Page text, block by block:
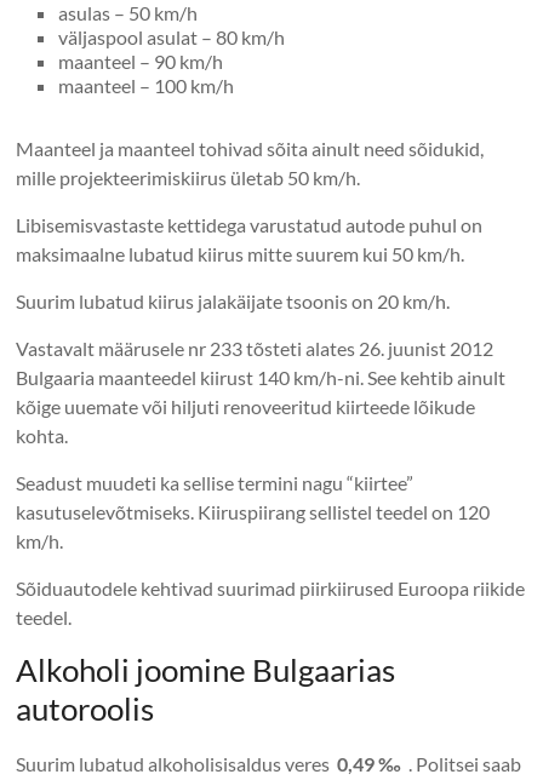
asulas – 50 km/h
väljaspool asulat – 80 km/h
maanteel – 90 km/h
maanteel – 100 km/h
Maanteel ja maanteel tohivad sõita ainult need sõidukid,
mille projekteerimiskiirus ületab 50 km/h.
Libisemisvastaste kettidega varustatud autode puhul on
maksimaalne lubatud kiirus mitte suurem kui 50 km/h.
Suurim lubatud kiirus jalakäijate tsoonis on 20 km/h.
Vastavalt määrusele nr 233 tõsteti alates 26. juunist 2012
Bulgaaria maanteedel kiirust 140 km/h-ni. See kehtib ainult
kõige uuemate või hiljuti renoveeritud kiirteede lõikude
kohta.
Seadust muudeti ka sellise termini nagu “kiirtee”
kasutuselevõtmiseks. Kiiruspiirang sellistel teedel on 120
km/h.
Sõiduautodele kehtivad suurimad piirkiirused Euroopa riikide
teedel.
Alkoholi joomine Bulgaarias
autoroolis
Suurim lubatud alkoholisisaldus veres0,49 ‰ . Politsei saab